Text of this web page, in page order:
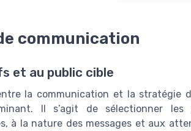
communication
et au public cible
la communication et la stratégie
Il s’agit de sélectionner
à la nature des messages et aux